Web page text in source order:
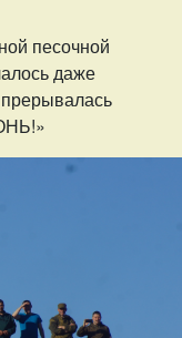
песочной
даже